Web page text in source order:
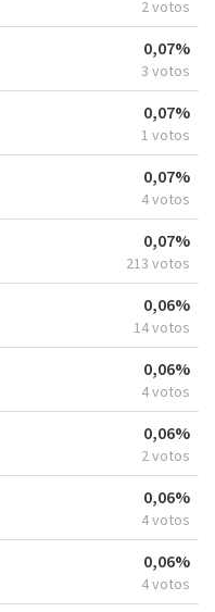
2 votos
0,07%
3 votos
0,07%
1 votos
0,07%
4 votos
0,07%
213 votos
0,06%
14 votos
0,06%
4 votos
0,06%
2 votos
0,06%
4 votos
0,06%
4 votos